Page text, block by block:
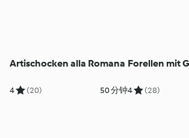
Artischocken alla Romana
4 (20) 50 分钟
Forellen mit
4 (28)